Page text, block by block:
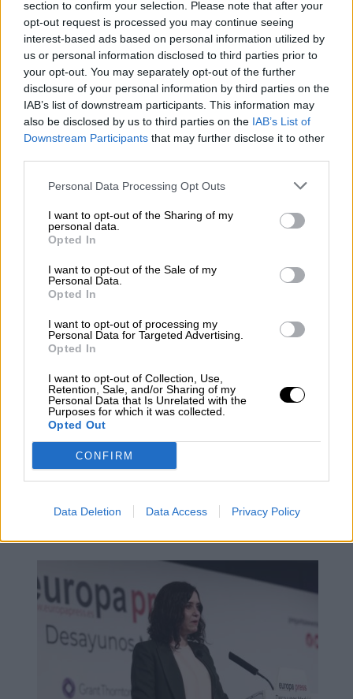
section to confirm your selection. Please note that after your
opt-out request is processed you may continue seeing
interest-based ads based on personal information utilized by
us or personal information disclosed to third parties prior to
your opt-out. You may separately opt-out of the further
disclosure of your personal information by third parties on the
IAB’s list of downstream participants. This information may
also be disclosed by us to third parties on the IAB’s List of
Downstream Participants that may further disclose it to other
Personal Data Processing Opt Outs
I want to opt-out of the Sharing of my
personal data.
Opted In
I want to opt-out of the Sale of my
Personal Data.
Opted In
I want to opt-out of processing my
Personal Data for Targeted Advertising.
Opted In
I want to opt-out of Collection, Use,
Retention, Sale, and/or Sharing of my
Personal Data that Is Unrelated with the
Purposes for which it was collected.
Opted Out
CONFIRM
Data Deletion Data Access Privacy Policy
A Ayuso también le persigue la
fiscalía europea por posible fraude
Feijóo evita la foto con Vox tras el
ultraderecha